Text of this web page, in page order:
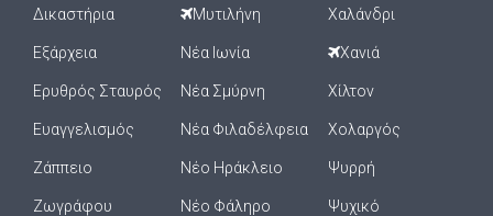
Δικαστήρια
Εξάρχεια
Ερυθρός Σταυρός
Ευαγγελισμός
Ζάππειο
Ζωγράφου
Μυτιλήνη
Νέα Ιωνία
Νέα Σμύρνη
Νέα Φιλαδέλφεια
Νέο Ηράκλειο
Νέο Φάληρο
Χαλάνδρι
Χανιά
Χίλτον
Χολαργός
Ψυρρή
Ψυχικό